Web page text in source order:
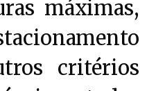
máximas,
critérios